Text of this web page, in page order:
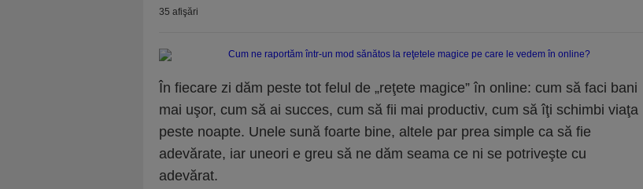
35 afişări
În fiecare zi dăm peste tot felul de „reţete magice” în online: cum să faci bani
mai uşor, cum să ai succes, cum să fii mai productiv, cum să îţi schimbi viaţa
peste noapte. Unele sună foarte bine, altele par prea simple ca să fie
adevărate, iar uneori e greu să ne dăm seama ce ni se potriveşte cu
adevărat.